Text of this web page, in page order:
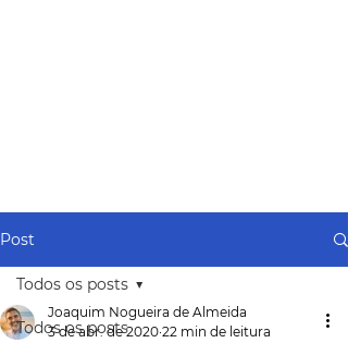
Post
Todos os posts
Todos os posts
Joaquim Nogueira de Almeida
3 de abr. de 2020 22 min de leitura